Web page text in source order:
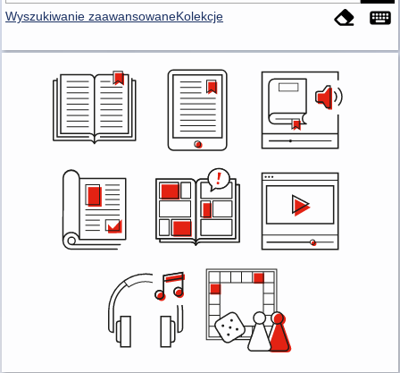
Wyszukiwanie zaawansowaneKolekcje